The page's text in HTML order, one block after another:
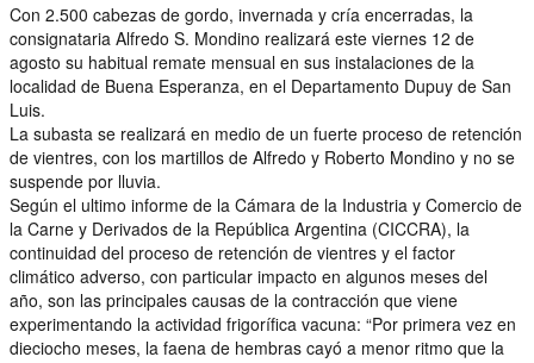
Con 2.500 cabezas de gordo, invernada y cría encerradas, la
consignataria Alfredo S. Mondino realizará este viernes 12 de
agosto su habitual remate mensual en sus instalaciones de la
localidad de Buena Esperanza, en el Departamento Dupuy de San
Luis.
La subasta se realizará en medio de un fuerte proceso de retención
de vientres, con los martillos de Alfredo y Roberto Mondino y no se
suspende por lluvia.
Según el ultimo informe de la Cámara de la Industria y Comercio de
la Carne y Derivados de la República Argentina (CICCRA), la
continuidad del proceso de retención de vientres y el factor
climático adverso, con particular impacto en algunos meses del
año, son las principales causas de la contracción que viene
experimentando la actividad frigorífica vacuna: “Por primera vez en
dieciocho meses, la faena de hembras cayó a menor ritmo que la